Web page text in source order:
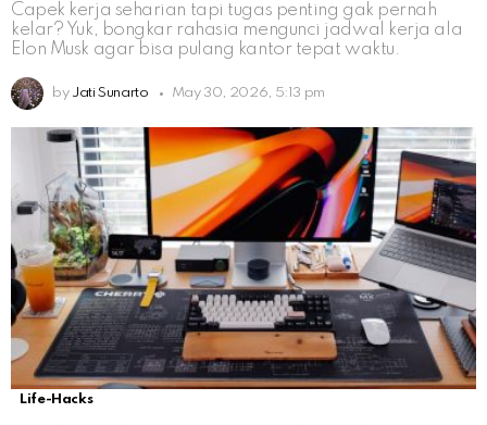
Capek kerja seharian tapi tugas penting gak pernah
kelar? Yuk, bongkar rahasia mengunci jadwal kerja ala
Elon Musk agar bisa pulang kantor tepat waktu.
by Jati Sunarto May 30, 2026, 5:13 pm
Life-Hacks